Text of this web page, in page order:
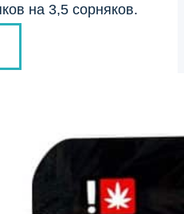
на 3,5 сорняков.